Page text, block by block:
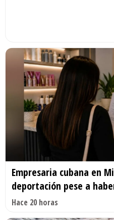
Empresaria cubana en
deportación pese a
Hace 20 horas